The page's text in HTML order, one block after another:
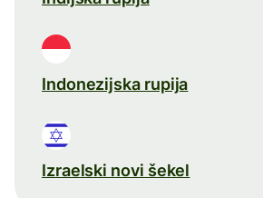
Indonezijska rupija
Izraelski novi šekel